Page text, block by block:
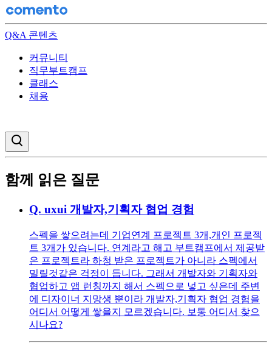
Q&A 콘텐츠
커뮤니티
직무부트캠프
클래스
채용
함께 읽은 질문
Q. uxui 개발자,기획자 협업 경험
스펙을 쌓으려는데 기업연계 프로젝트 3개,개인 프로젝
트 3개가 있습니다. 연계라고 해고 부트캠프에서 제공받
은 프로젝트라 하청 받은 프로젝트가 아니라 스펙에서
밀릴것같은 걱정이 듭니다. 그래서 개발자와 기획자와
협업하고 앱 런칭까지 해서 스펙으로 넣고 싶은데 주변
에 디자이너 지망생 뿐이라 개발자,기획자 협업 경험을
어디서 어떻게 쌓을지 모르겠습니다. 보통 어디서 찾으
시나요?